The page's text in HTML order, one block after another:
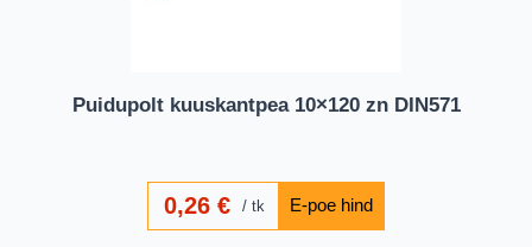
Puidupolt kuuskantpea 10×120 zn DIN571
0,26€ tk